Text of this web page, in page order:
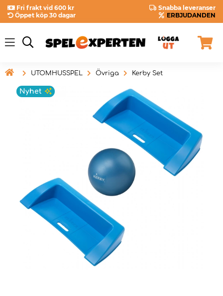
Fri frakt vid 600 kr
Snabba leveranser
Öppet köp 30 dagar
ERBJUDANDEN
 UTOMHUSSPEL Övriga Kerby Set
Nyhet